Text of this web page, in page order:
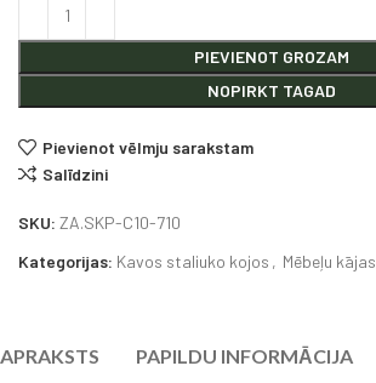
PIEVIENOT GROZAM
NOPIRKT TAGAD
Pievienot vēlmju sarakstam
Salīdzini
SKU: ZA.SKP-C10-710
Kategorijas: Kavos staliuko kojos , Mēbeļu kājas
APRAKSTS PAPILDU INFORMĀCIJA